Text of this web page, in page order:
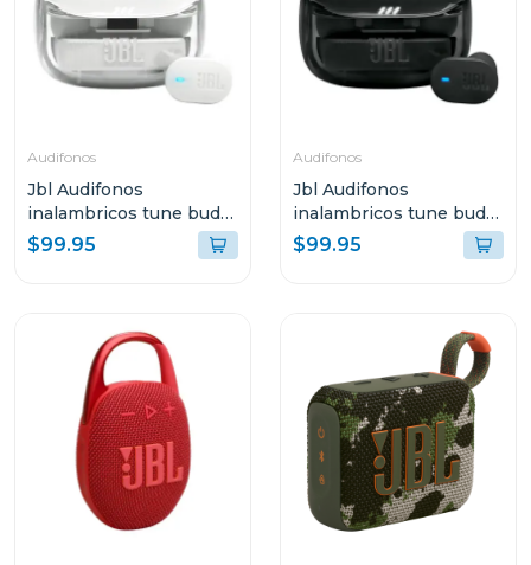
Audifonos
Jbl Audifonos
inalambricos tune buds
2 bluetooth blanco
ghost tbuds2
$99.95
Audifonos
Jbl Audifonos
inalambricos tune buds
2 bluetooth negro ghost
tbuds2
$99.95